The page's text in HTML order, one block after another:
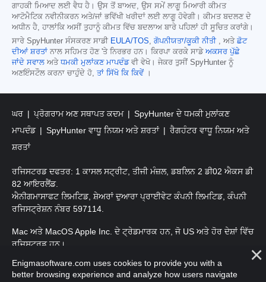
ਗਾਹਕੀ ਮਿਆਦ ਲਈ ਵੈਧ ਹੈ। ਉਸ ਤੋਂ ਬਾਅਦ, ਉਸ ਸਮੇਂ ਲਾਗੂ ਮਿਆਰੀ ਕੀਮਤ
ਆਟੋਮੈਟਿਕ ਨਵੀਨੀਕਰਨ ਅਤੇ/ਜਾਂ ਭਵਿੱਖੀ ਖਰੀਦਾਂ ਲਈ ਲਾਗੂ ਹੋਵੇਗੀ। ਕੀਮਤ ਬਦਲਣ ਦੇ
ਅਧੀਨ ਹੈ, ਹਾਲਾਂਕਿ ਅਸੀਂ ਤੁਹਾਨੂੰ ਕੀਮਤ ਵਿੱਚ ਬਦਲਾਅ ਬਾਰੇ ਪਹਿਲਾਂ ਹੀ ਸੂਚਿਤ ਕਰਾਂਗੇ।
ਸਾਰੇ SpyHunter ਸੰਸਕਰਣ ਸਾਡੀ EULA/TOS, ਗੋਪਨੀਯਤਾ/ਕੂਕੀ ਨੀਤੀ , ਅਤੇ ਛੋਟ
ਦੀਆਂ ਸ਼ਰਤਾਂ ਨਾਲ ਸਹਿਮਤ ਹੋਣ 'ਤੇ ਨਿਰਭਰ ਹਨ। ਕਿਰਪਾ ਕਰਕੇ ਸਾਡੇ ਅਕਸਰ ਪੁੱਛੇ
ਜਾਂਦੇ ਸਵਾਲ ਅਤੇ ਧਮਕੀ ਮੁਲਾਂਕਣ ਮਾਪਦੰਡਵੀ ਵੇਖੋ। ਜੇਕਰ ਤੁਸੀਂ SpyHunter ਨੂੰ
ਅਣਇੰਸਟੌਲ ਕਰਨਾ ਚਾਹੁੰਦੇ ਹੋ, ਤਾਂ ਸਿੱਖੋ ਕਿ ਕਿਵੇਂ।
ਘਰ ਪ੍ਰੋਗਰਾਮ ਅਣ ਸਥਾਪਤ ਕਦਮ
SpyHunter ਦੇ ਧਮਕੀ ਮੁਲਾਂਕਣ
ਮਾਪਦੰਡ
SpyHunter ਵਾਧੂ ਨਿਯਮ ਅਤੇ ਸ਼ਰਤਾਂ
ਰੈਗਹੰਟਰ ਵਾਧੂ ਨਿਯਮ ਅਤੇ
ਸ਼ਰਤਾਂ
ਰਜਿਸਟਰਡ ਦਫਤਰ: 1 ਕਾਸਲ ਸਟ੍ਰੀਟ, ਤੀਜੀ ਮੰਜ਼ਲ, ਡਬਲਿਨ 2 ਡੀ02 ਐਕਸ ਡੀ
82 ਆਇਰਲੈਂਡ.
ਐਨੀਗਮਾਸਾਫਟ ਲਿਮਟਿਡ, ਸ਼ੇਅਰਾਂ ਦੁਆਰਾ ਪ੍ਰਾਈਵੇਟ ਕੰਪਨੀ ਲਿਮਟਿਡ, ਕੰਪਨੀ
ਰਜਿਸਟ੍ਰੇਸ਼ਨ ਨੰਬਰ 597114.
Mac ਅਤੇ MacOS Apple Inc. ਦੇ ਟ੍ਰੇਡਮਾਰਕ ਹਨ, ਜੋ US ਅਤੇ ਹੋਰ ਦੇਸ਼ਾਂ ਵਿੱਚ
ਰਜਿਸਟਰਡ ਹਨ।
ਕਾਪੀਰਾਈਟ 2016-2026 . ਐਨੀਗਮਾਸੋਫਟ ਲਿਮਟਿਡ ਸਾਰੇ ਹੱਕ ਰਾਖਵੇਂ ਹਨ.
Enigmasoftware.com uses cookies to provide you with a
better browsing experience and analyze how users navigate